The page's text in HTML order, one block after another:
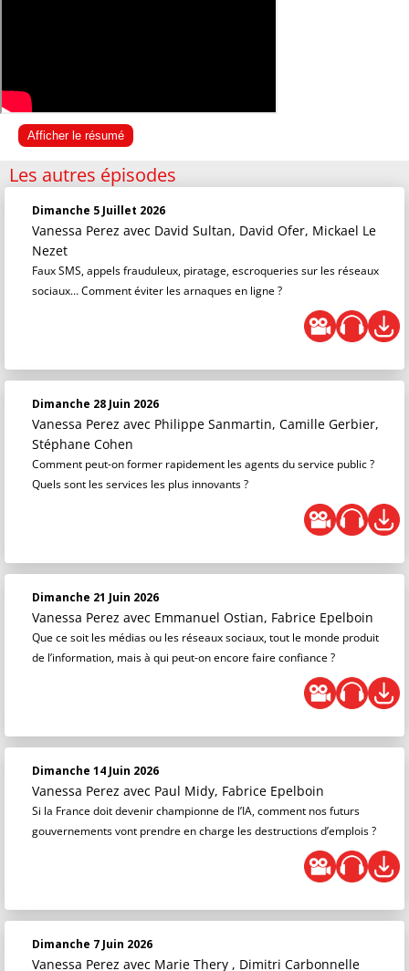
Afficher le résumé
Les autres épisodes
Dimanche 5 Juillet 2026
Vanessa Perez avec David Sultan, David Ofer, Mickael Le
Nezet
Faux SMS, appels frauduleux, piratage, escroqueries sur les réseaux
sociaux… Comment éviter les arnaques en ligne ?
Dimanche 28 Juin 2026
Vanessa Perez avec Philippe Sanmartin, Camille Gerbier,
Stéphane Cohen
Comment peut-on former rapidement les agents du service public ?
Quels sont les services les plus innovants ?
Dimanche 21 Juin 2026
Vanessa Perez avec Emmanuel Ostian, Fabrice Epelboin
Que ce soit les médias ou les réseaux sociaux, tout le monde produit
de l’information, mais à qui peut-on encore faire confiance ?
Dimanche 14 Juin 2026
Vanessa Perez avec Paul Midy, Fabrice Epelboin
Si la France doit devenir championne de l’IA, comment nos futurs
gouvernements vont prendre en charge les destructions d’emplois ?
Dimanche 7 Juin 2026
Vanessa Perez avec Marie Thery , Dimitri Carbonnelle